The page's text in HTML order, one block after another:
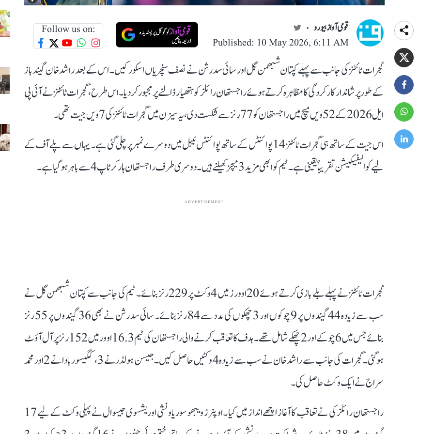
قومی آواز بیورو
Published: 10 May 2026, 6:11 AM
Follow us on:
گجرات ٹائٹنز کی جانب سے پہلے کپتان شبھمن گل اور سائی سدرشن نے نصف سنچریاں اسکور کیں۔ اس کے بعد راشد خان گیندباز
کے طور پر شاندار کارکردگی کا مظاہرہ کرتے ہوئے راجستھان رائلز کو ہتھیار ڈالنے پر مجبور کردیا۔ اس طرح، گجرات ٹائٹنزنے آئی پی
ایل 2026 کے 52ویں میچ میں راجستھان کو 77 رنز سے شکست دی، یہ سیزن میں گجرات ٹائٹنز کی 7ویں جیت تھی۔
اس جیت کے ساتھ ہی گجرات ٹائٹنز 14 پوائنٹس کے ساتھ پوائنٹس ٹیبل میں دوسرے نمبر پر چلی گئی ہے۔ یہاں سے پلے آف کے
لیے کوالیفیکیشن تقریباً یقینی ہے۔ ٹیم کو ابھی مزید 3 میچز کھیلنے ہیں۔ دوسری طرف راجستھان ہار کر ٹاپ 4 سے باہر ہو گیا ہے۔
ADVERTISEMENT
گجرات ٹائٹنز نے پہلے بلے بازی کرتے ہوئے 20 اوورز میں 4 وکٹ پر 229 رنز بنائے۔ ٹیم کی جانب سے کپتان شبھمن گل نے
سب سے زیادہ 44 گیندوں پر 9 چوکوں اور 3 چھکوں کی مدد سے 84 رنز بنائے۔ سائی سدرشن نے بھی 36 گیندوں پر 55 رنز
بنائے جس میں 6 چوکے اور 2 چھکے شامل تھے۔ ہدف کا تعاقب کرنے والی راجستھان کی ٹیم 16.3 اوور میں 152 رنز پر آل آؤٹ
ہوگئی۔گجرات کی جانب سے راشد خان نے سب سے زیادہ 4 وکٹیں حاصل کیں۔ جیسن ہولڈر نے 3، کگیسو ربادا نے 2 اور محمد
سراج نے ایک وکٹ حاصل کی۔
راجستھان رائلز کی نے تعاقب کا آغاز اچھے انداز میں کیا ۔ اوپنرز ویبھو سوریاونشی اور یشسوی جیسوال نے پہلی وکٹ کے لیے 17